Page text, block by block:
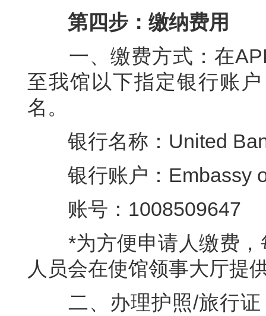
第四步：缴纳费用
一、缴费方式：在APP
至我馆以下指定银行账
名。
银行名称：United
银行账户：Embassy of
账号：1008509647
*为方便申请人缴费，
人员会在使馆领事大厅提
二、办理护照/旅行证